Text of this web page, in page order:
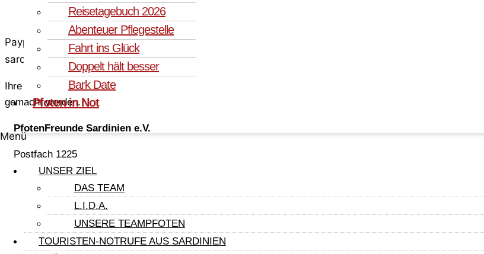
Reisetagebuch 2026
Abenteuer Pflegestelle
Fahrt ins Glück
Doppelt hält besser
Bark Date
Pfoten in Not
Menü
UNSER ZIEL
DAS TEAM
L.I.D.A.
UNSERE TEAMPFOTEN
TOURISTEN-NOTRUFE AUS SARDINIEN
Paypal: spenden@pfotenfreunde-
sardinien.de
Ihre Spende kann steuerlich geltend
gemacht werden.
PfotenFreunde Sardinien e.V.
Postfach 1225
59355 Werne
kontakt@pfotenfreunde-sardinien.de
Registriert als Verein PfotenFreunde
Sardinien e.V. beim Amtsgericht Dortmund